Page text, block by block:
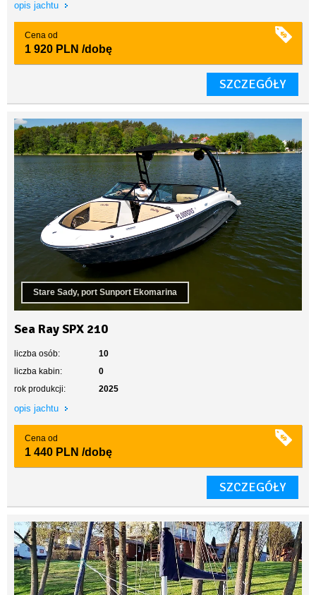
opis jachtu
Cena od
1 920 PLN /dobę
SZCZEGÓŁY
Stare Sady, port Sunport Ekomarina
Sea Ray SPX 210
liczba osób:
10
liczba kabin:
0
rok produkcji:
2025
opis jachtu
Cena od
1 440 PLN /dobę
SZCZEGÓŁY